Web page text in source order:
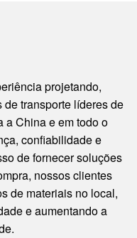
projetando,
transporte líderes de
a China e em todo o
confiabilidade e
de fornecer soluções
nossos clientes
de materiais no local,
e aumentando a